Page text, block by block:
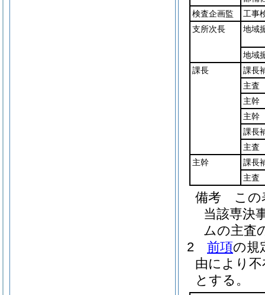
検査企画監
工事
支所次長
地域
地域
課長
課長
主査
主幹
主幹
課長
主査
主幹
課長
主査
備考 この
当該専決
ムの主査
2
前項の規
由により
とする。